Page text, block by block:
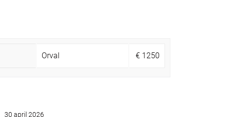
Orval € 1250
30 april 2026